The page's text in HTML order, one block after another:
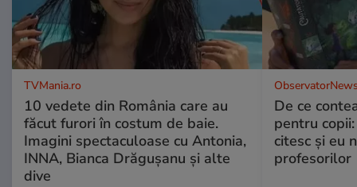
TVMania.ro
10 vedete din România care au
făcut furori în costum de baie.
Imagini spectaculoase cu Antonia,
INNA, Bianca Drăgușanu și alte
dive
De ce
pentru
citesc și eu
profesorilor